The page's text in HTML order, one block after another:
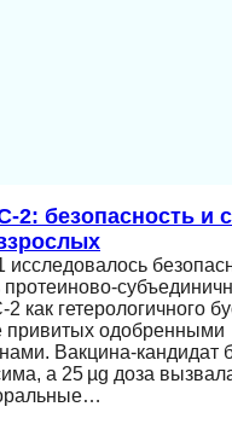
безопасность и
как гетерологичного
привитых одобренными
Вакцина‑кандидат
а 25 µg доза